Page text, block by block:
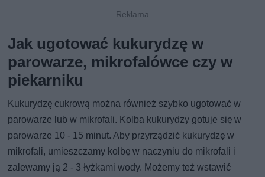
Jak ugotować kukurydzę w
parowarze, mikrofalówce czy w
piekarniku
Kukurydzę cukrową można również szybko ugotować w
parowarze lub w mikrofali. Kolba kukurydzy gotuje się w
parowarze 10 - 15 minut. Aby przyrządzić kukurydzę w
mikrofali, umieszczamy kolbę w naczyniu do mikrofali i
zalewamy ją 2 - 3 łyżkami wody. Możemy też wstawić